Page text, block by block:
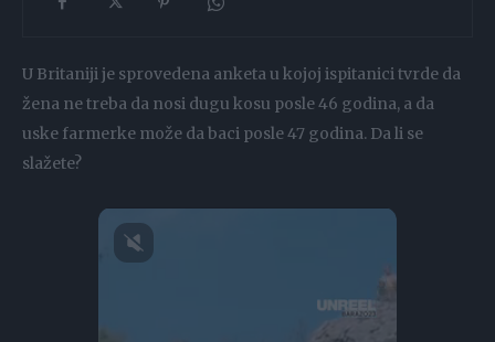
U Britaniji je sprovedena anketa u kojoj ispitanici tvrde da
žena ne treba da nosi dugu kosu posle 46 godina, a da
uske farmerke može da baci posle 47 godina. Da li se
slažete?